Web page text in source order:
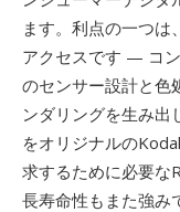
ます。利点の一つ
アクセスです — コ
のセンサー設計と色
ンダリングを生み出
をオリジナルの
求するために必要な
長寿命性もまた強み